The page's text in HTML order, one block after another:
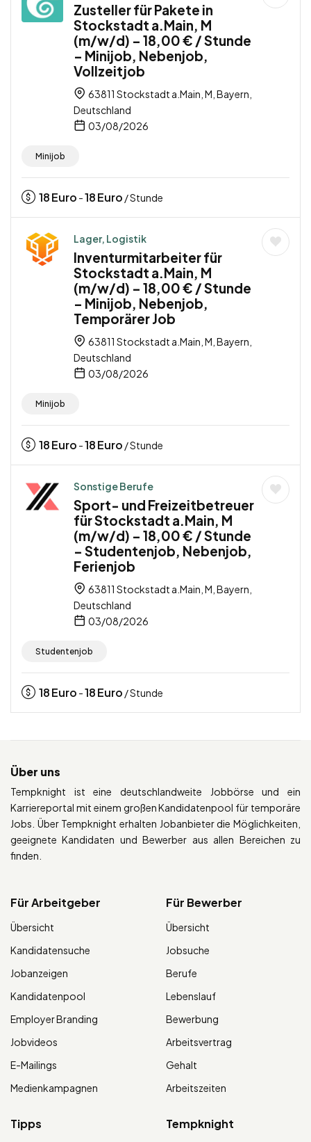
Zusteller für Pakete in
Stockstadt a.Main, M
(m/w/d) – 18,00 € / Stunde
– Minijob, Nebenjob,
Vollzeitjob
63811 Stockstadt a.Main, M, Bayern,
Deutschland
03/08/2026
Minijob
18Euro -18Euro / Stunde
Lager, Logistik
Inventurmitarbeiter für
Stockstadt a.Main, M
(m/w/d) – 18,00 € / Stunde
– Minijob, Nebenjob,
Temporärer Job
63811 Stockstadt a.Main, M, Bayern,
Deutschland
03/08/2026
Minijob
18Euro -18Euro / Stunde
Sonstige Berufe
Sport- und Freizeitbetreuer
für Stockstadt a.Main, M
(m/w/d) – 18,00 € / Stunde
– Studentenjob, Nebenjob,
Ferienjob
63811 Stockstadt a.Main, M, Bayern,
Deutschland
03/08/2026
Studentenjob
18Euro -18Euro / Stunde
Über uns
Tempknight ist eine deutschlandweite Jobbörse und ein
Karriereportal mit einem großen Kandidatenpool für temporäre
Jobs. Über Tempknight erhalten Jobanbieter die Möglichkeiten,
geeignete Kandidaten und Bewerber aus allen Bereichen zu
finden.
Für Arbeitgeber
Übersicht
Kandidatensuche
Jobanzeigen
Kandidatenpool
Employer Branding
Jobvideos
E-Mailings
Medienkampagnen
Für Bewerber
Übersicht
Jobsuche
Berufe
Lebenslauf
Bewerbung
Arbeitsvertrag
Gehalt
Arbeitszeiten
Tipps Tempknight